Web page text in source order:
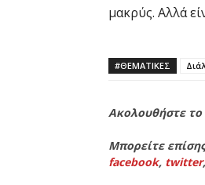
μακρύς. Αλλά
#ΘΕΜΑΤΙΚΈΣ
Ακολουθήστε το
Μπορείτε
facebook, twitter,